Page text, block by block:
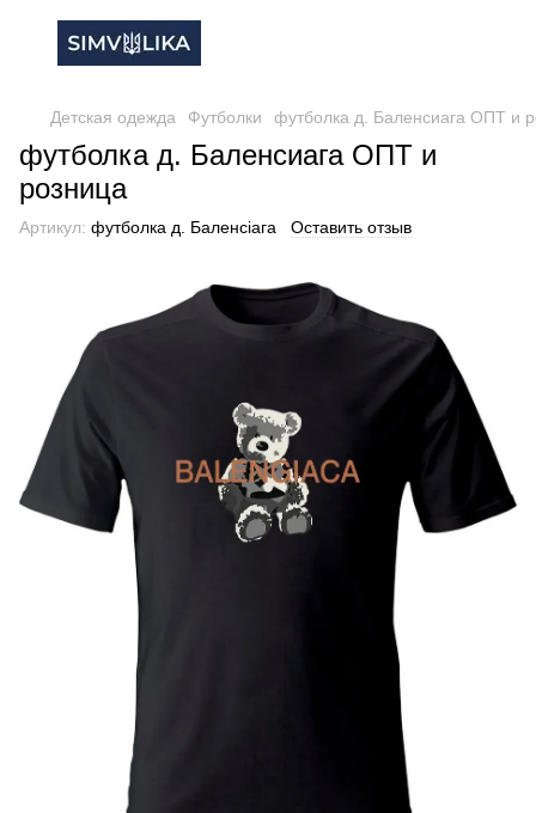
Детская одежда Футболки футболка д. Баленсиага ОПТ и
футболка д. Баленсиага ОПТ и
розница
Артикул: футболка д. Баленсіага Оставить отзыв